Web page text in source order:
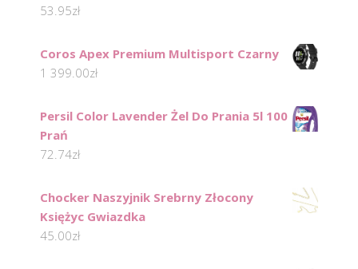
53.95zł
Coros Apex Premium Multisport Czarny
1 399.00zł
Persil Color Lavender Żel Do Prania 5l 100
Prań
72.74zł
Chocker Naszyjnik Srebrny Złocony
Księżyc Gwiazdka
45.00zł